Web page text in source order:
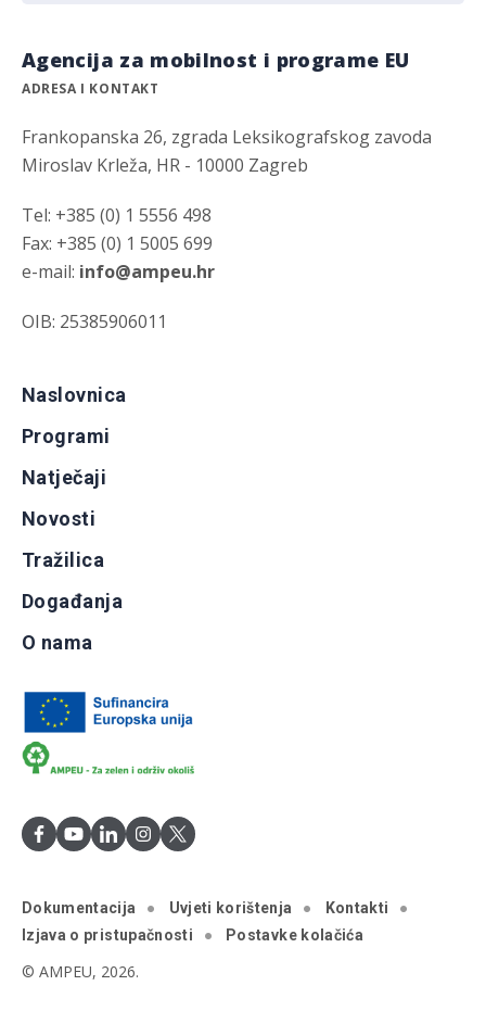
Agencija za mobilnost i programe EU
ADRESA I KONTAKT
Frankopanska 26, zgrada Leksikografskog zavoda
Miroslav Krleža, HR - 10000 Zagreb
Tel: +385 (0) 1 5556 498
Fax: +385 (0) 1 5005 699
e-mail: info@ampeu.hr
OIB: 25385906011
Naslovnica
Programi
Natječaji
Novosti
Tražilica
Događanja
O nama
Dokumentacija Uvjeti korištenja
Kontakti
Izjava o pristupačnosti
Postavke kolačića
© AMPEU, 2026.